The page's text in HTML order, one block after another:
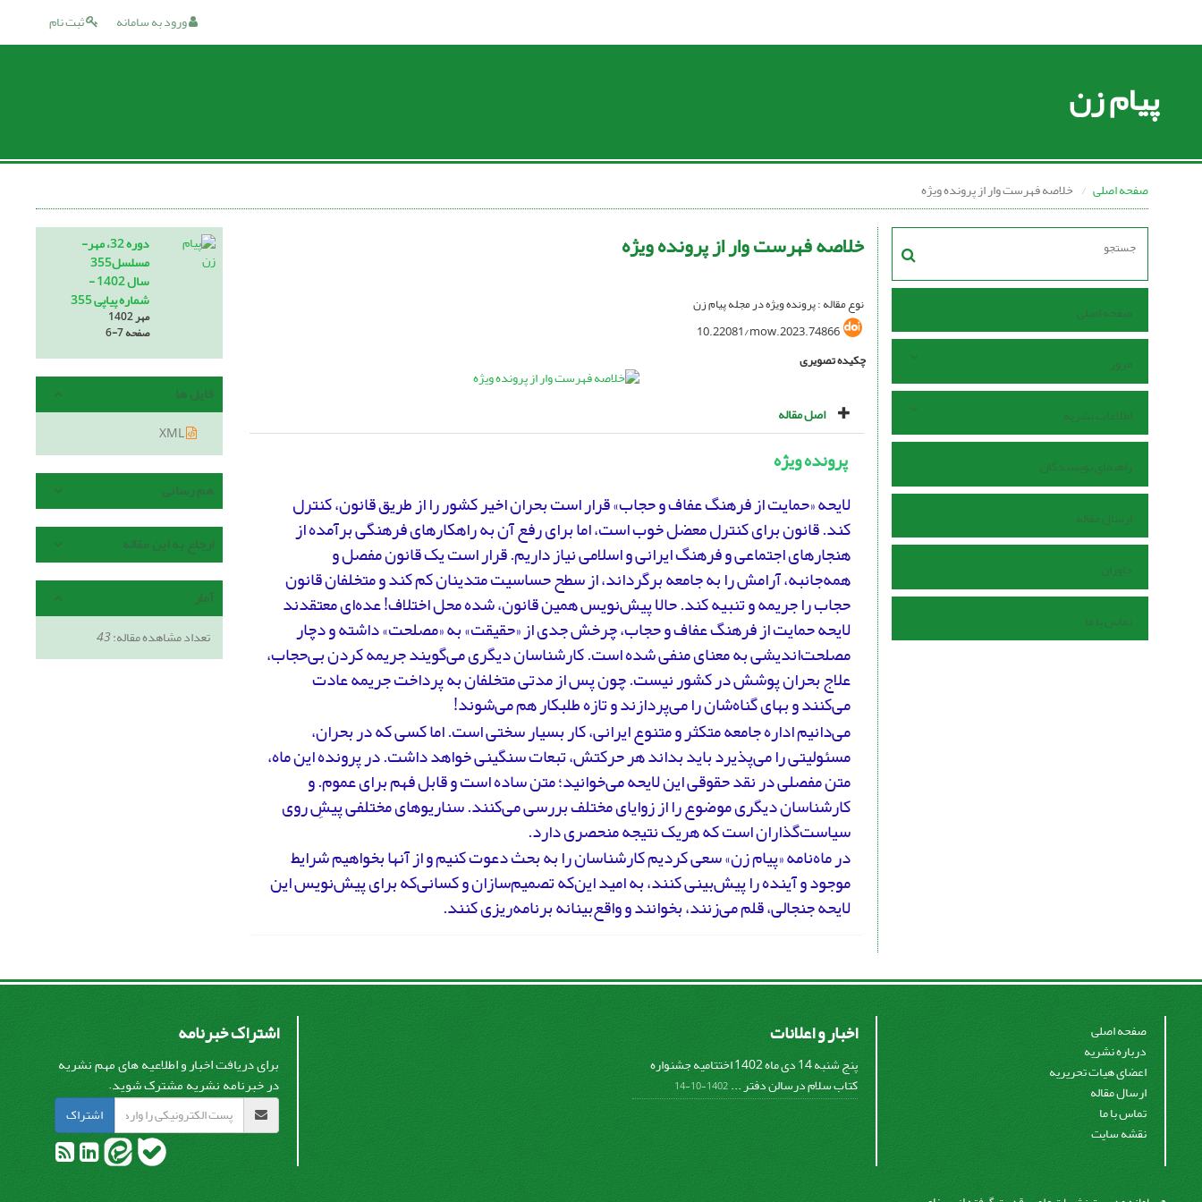
ثبت نام ورود به سامانه
پیام زن
صفحه اصلی خلاصه فهرست وار از پرونده ویژه
صفحه اصلی
مرور
اطلاعات نشریه
راهنمای نویسندگان
ارسال مقاله
داوران
تماس با ما
خلاصه فهرست وار از پرونده ویژه
نوع مقاله : پرونده ویژه در مجله پیام زن
10.22081/mow.2023.74866
چکیده تصویری
اصل مقاله
پرونده ویژه
لایحه «حمایت از فرهنگ عفاف و حجاب» قرار است بحران اخیر کشور را از طریق قانون، کنترل
کند. قانون برای کنترل معضل خوب است، اما برای رفع آن به راهکارهای فرهنگی برآمده از
هنجارهای اجتماعی و فرهنگ ایرانی و اسلامی نیاز داریم. قرار است یک قانون مفصل و
همه‌جانبه، آرامش را به جامعه برگرداند، از سطح حساسیت متدینان کم کند و متخلفان قانون
حجاب را جریمه و تنبیه کند. حالا پیش‌نویس همین قانون، شده محل اختلاف! عده‌ای معتقدند
لایحه حمایت از فرهنگ عفاف و حجاب، چرخش جدی از «حقیقت» به «مصلحت» داشته و دچار
مصلحت‌اندیشی به معنای منفی شده است. کارشناسان دیگری می‌گویند جریمه کردن بی‌حجاب،
علاج بحران پوشش در کشور نیست. چون پس از مدتی متخلفان به پرداخت جریمه عادت
می‌کنند و بهای گناه‌شان را می‌پردازند و تازه طلبکار هم می‌شوند!
می‌دانیم اداره جامعه متکثر و متنوع ایرانی، کار بسیار سختی است. اما کسی که در بحران،
مسئولیتی را می‌پذیرد باید بداند هر حرکتش، تبعات سنگینی خواهد داشت. در پرونده این ماه،
متن مفصلی در نقد حقوقی این لایحه می‌خوانید؛ متن ساده است و قابل فهم برای عموم. و
کارشناسان دیگری موضوع را از زوایای مختلف بررسی می‌کنند. سناریوهای مختلفی پیشِ روی
سیاست‌گذاران است که هریک نتیجه منحصری دارد.
در ماه‌نامه «پیام زن» سعی کردیم کارشناسان را به بحث دعوت کنیم و از آنها بخواهیم شرایط
موجود و آینده را پیش‌بینی کنند، به امید این‌که تصمیم‌سازان و کسانی‌که برای پیش‌نویس این
لایحه جنجالی، قلم می‌زنند، بخوانند و واقع‌بینانه برنامه‌ریزی کنند.
دوره 32، مهر-
مسلسل355
سال 1402 -
شماره پیاپی 355
مهر 1402
صفحه6-7
فایل ها
XML
هم رسانی
ارجاع به این مقاله
آمار
تعداد مشاهده مقاله:43
صفحه اصلی
درباره نشریه
اعضای هیات تحریریه
ارسال مقاله
تماس با ما
نقشه سایت
اخبار و اعلانات
پنج شنبه 14 دی ماه 1402 اختتامیه جشنواره
کتاب سلام درسالن دفتر ... 1402-10-14
اشتراک خبرنامه
برای دریافت اخبار و اطلاعیه های مهم نشریه
در خبرنامه نشریه مشترک شوید.
اشتراک